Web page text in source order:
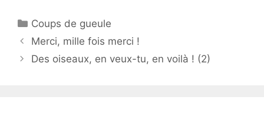
Catégories
Coups de gueule
Merci, mille fois merci !
Des oiseaux, en veux-tu, en voilà ! (2)